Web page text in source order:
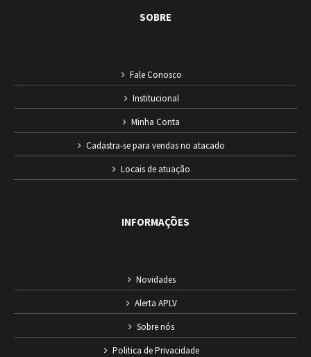
SOBRE
Fale Conosco
Institucional
Minha Conta
Cadastra-se para vendas no atacado
Locais de atuação
INFORMAÇÕES
Novidades
Alerta APLV
Sobre nós
Politica de Privacidade